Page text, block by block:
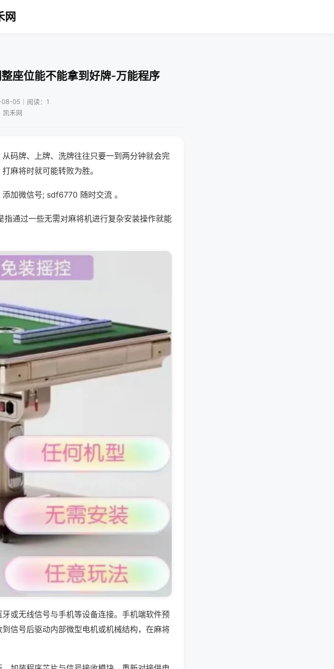
网
座位能不能拿到好牌-万能程序
05｜阅读：1
凯禾网
码牌、上牌、洗牌往往只要一到两分钟就会完
麻将时就可能转败为胜。
加微信号; sdf6770 随时交流 。
通过一些无需对麻将机进行复杂安装操作就能
或无线信号与手机等设备连接。手机端软件预
信号后驱动内部微型电机或机械结构，在麻将